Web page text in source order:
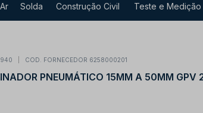
Solda Construção Civil Teste e Medição
COD. FORNECEDOR 6258000201
PNEUMÁTICO 15MM A 50MM GPV